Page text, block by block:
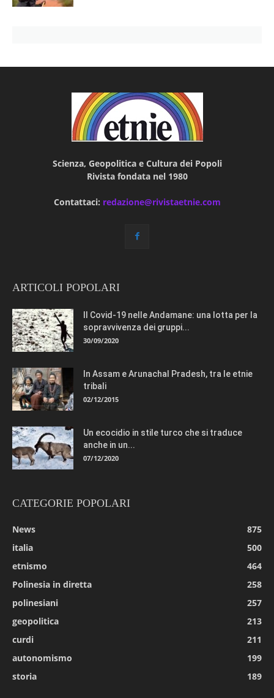
Scienza, Geopolitica e Cultura dei Popoli
Rivista fondata nel 1980
Contattaci: redazione@rivistaetnie.com
ARTICOLI POPOLARI
Il Covid-19 nelle Andamane: una lotta per la
sopravvivenza dei gruppi...
30/09/2020
In Assam e Arunachal Pradesh, tra le etnie
tribali
02/12/2015
Un ecocidio in stile turco che si traduce
anche in un...
07/12/2020
CATEGORIE POPOLARI
News
875
italia
500
etnismo
464
Polinesia in diretta
258
polinesiani
257
geopolitica
213
curdi
211
autonomismo
199
storia
189